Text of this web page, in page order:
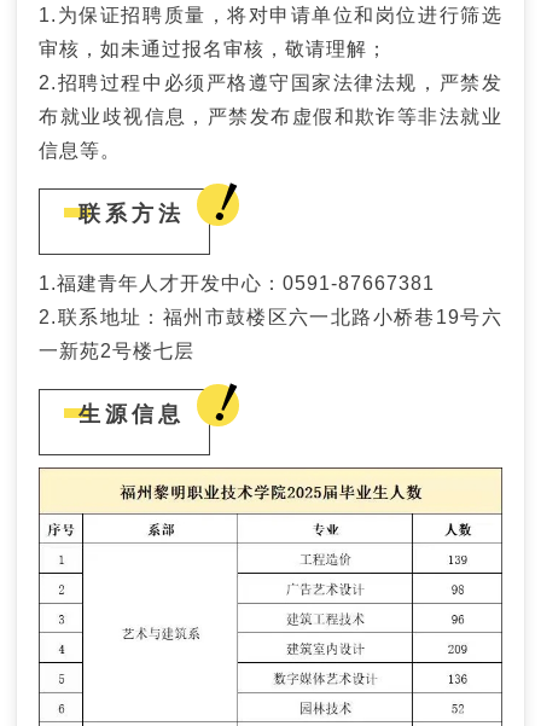
1.为保证招聘质量，将对申请单位和岗位进行筛选
审核，如未通过报名审核，敬请理解；
2.招聘过程中必须严格遵守国家法律法规，严禁发
布就业歧视信息，严禁发布虚假和欺诈等非法就业
信息等。
联系方法
1.福建青年人才开发中心：0591-87667381
2.联系地址：福州市鼓楼区六一北路小桥巷19号六
一新苑2号楼七层
生源信息